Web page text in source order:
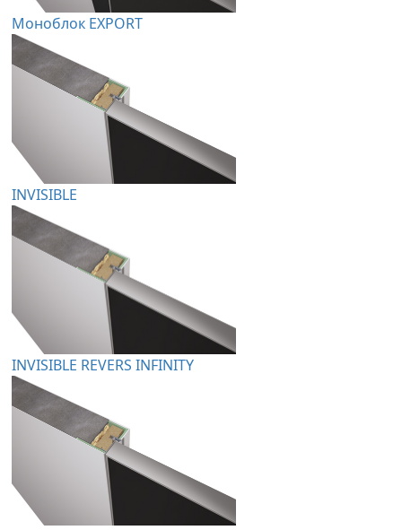
Моноблок EXPORT
INVISIBLE
INVISIBLE REVERS INFINITY